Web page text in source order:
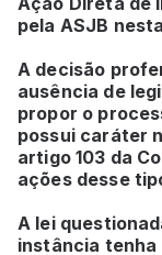
pela ASJB
A decisão
ausência de
propor o
possui caráter
artigo 103 da
ações desse
A lei
instância